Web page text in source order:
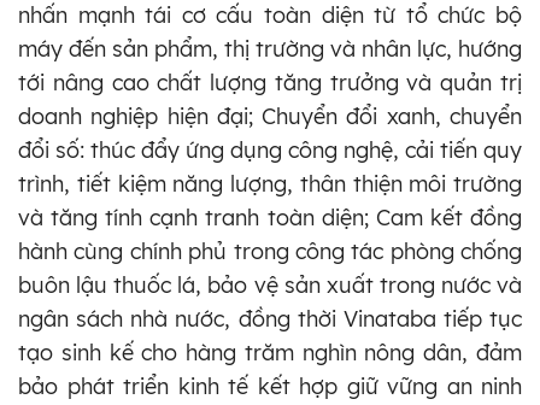
nhấn mạnh tái cơ cấu toàn diện từ tổ chức bộ
máy đến sản phẩm, thị trường và nhân lực, hướng
tới nâng cao chất lượng tăng trưởng và quản trị
doanh nghiệp hiện đại; Chuyển đổi xanh, chuyển
đổi số: thúc đẩy ứng dụng công nghệ, cải tiến quy
trình, tiết kiệm năng lượng, thân thiện môi trường
và tăng tính cạnh tranh toàn diện; Cam kết đồng
hành cùng chính phủ trong công tác phòng chống
buôn lậu thuốc lá, bảo vệ sản xuất trong nước và
ngân sách nhà nước, đồng thời Vinataba tiếp tục
tạo sinh kế cho hàng trăm nghìn nông dân, đảm
bảo phát triển kinh tế kết hợp giữ vững an ninh